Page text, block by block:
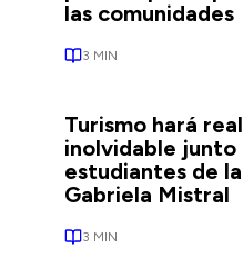
las comunidades
3 MIN
Turismo hará
inolvidable junto
estudiantes de
Gabriela Mistral
3 MIN